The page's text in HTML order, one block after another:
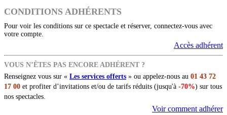
CONDITIONS ADHÉRENTS
Pour voir les conditions sur ce spectacle et réserver, connectez-vous avec
votre compte.
Accès adhérent
VOUS N’ÊTES PAS ENCORE ADHÉRENT ?
Renseignez vous sur « Les services offerts » ou appelez-nous au 01 43 72
17 00 et profiter d’invitations et/ou de tarifs réduits (jusqu'à -70%) sur tous
nos spectacles.
Voir comment adhérer